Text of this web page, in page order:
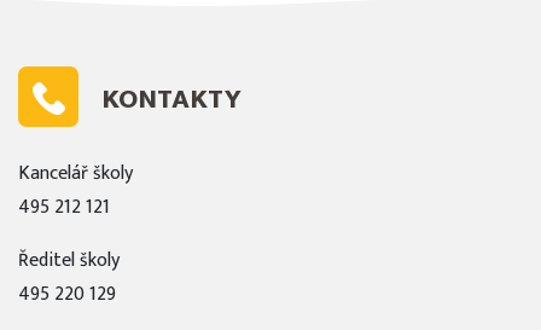
KONTAKTY
Kancelář školy
495 212 121
Ředitel školy
495 220 129